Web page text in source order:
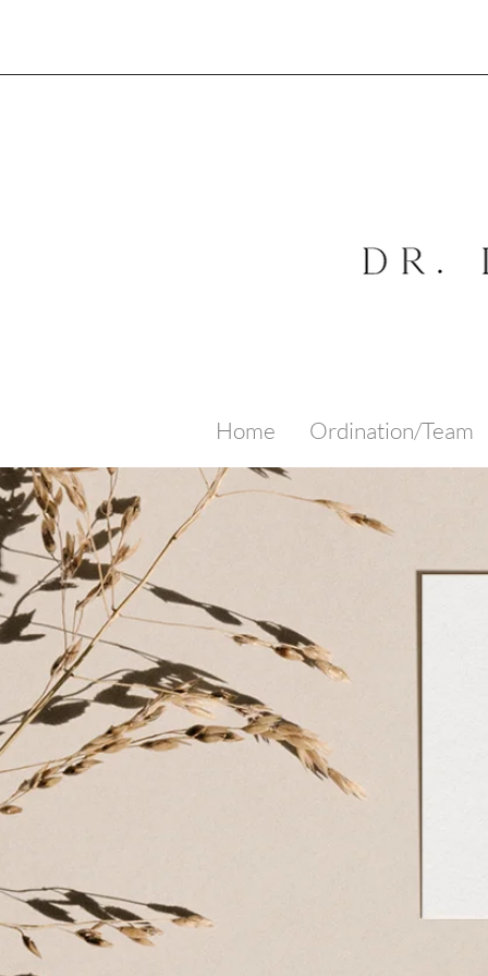
Home Ordination/Team